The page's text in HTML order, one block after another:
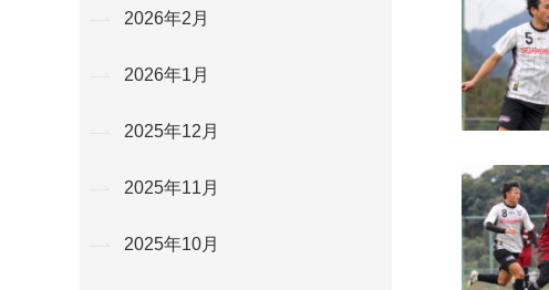
2026年2月
2026年1月
2025年12月
2025年11月
2025年10月